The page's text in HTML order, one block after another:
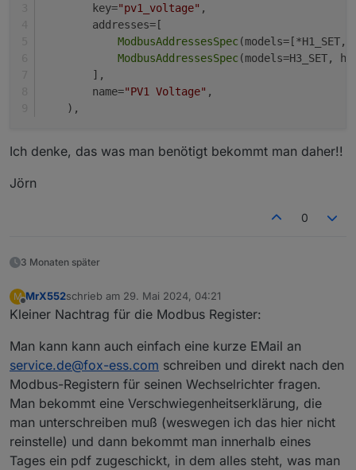
        key=
"pv1_voltage" ,
        addresses=[
ModbusAddressesSpec
ModbusAddressesSpec(models=H3_SET,
        ],
        name=
"PV1 Voltage" ,
    ),
Ich denke, das was man benötigt bekommt man daher!!
Jörn
0
3 Monaten später
M
Offline
MrX552schrieb am 29. Mai 2024, 04:21
zuletzt editiert von
Kleiner Nachtrag für die Modbus Register:
Man kann kann auch einfach eine kurze EMail an
service.de@fox-ess.com schreiben und direkt nach den
Modbus-Registern für seinen Wechselrichter fragen.
Man bekommt eine Verschwiegenheitserklärung, die
man unterschreiben muß (weswegen ich das hier nicht
reinstelle) und dann bekommt man innerhalb eines
Tages ein pdf zugeschickt, in dem alles steht, was man